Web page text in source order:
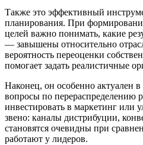
Также это эффективный
планирования. При
целей важно понимать, какие
— завышены относительно
вероятность переоценки
помогает задать реалистичные
Наконец, он особенно актуален
вопросы по перераспределению
инвестировать в маркетинг или
звено: каналы дистрибуции,
становятся очевидны при
работают у лидеров.